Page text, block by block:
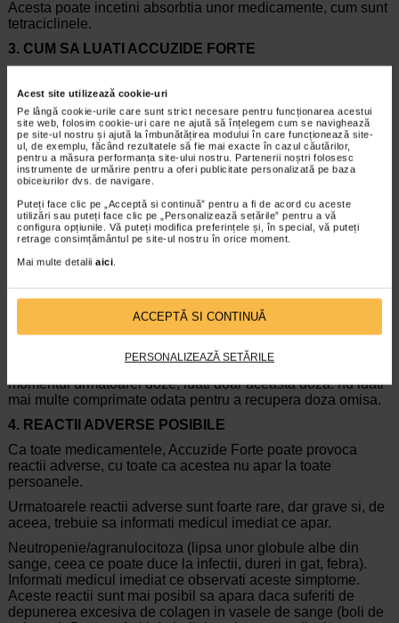
Acest site utilizează cookie-uri
Pe lângă cookie-urile care sunt strict necesare pentru funcționarea acestui
site web, folosim cookie-uri care ne ajută să înțelegem cum se navighează
pe site-ul nostru și ajută la îmbunătățirea modului în care funcționează site-
ul, de exemplu, făcând rezultatele să fie mai exacte în cazul căutărilor,
pentru a măsura performanța site-ului nostru. Partenerii noștri folosesc
instrumente de urmărire pentru a oferi publicitate personalizată pe baza
obiceiurilor dvs. de navigare.
Puteți face clic pe „Acceptă si continuă” pentru a fi de acord cu aceste
utilizări sau puteți face clic pe „Personalizează setările” pentru a vă
configura opțiunile. Vă puteți modifica preferințele și, în special, vă puteți
retrage consimțământul pe site-ul nostru în orice moment.
Mai multe detalii aici.
ACCEPTĂ SI CONTINUĂ
PERSONALIZEAZĂ SETĂRILE
Acesta poate incetini absorbtia unor medicamente, cum sunt
tetraciclinele.
3. CUM SA LUATI ACCUZIDE FORTE
dumneavoastra. Trebuie sa discutati cu medicul
dumneavoastra sau cu farmacistul daca nu sunteti sigur.
Doza obisnuita este de un comprimat filmat pe zi. Daca este
necesar, medicul poate decide cresterea dozei, prin
inlocuirea comprimatelor filmate Accuzide Forte cu Accuzide
Forte Plus. Daca aveti impresia ca efectul Accuzide Forte
este prea puternic sau prea slab, spuneti medicului
dumneavoastra sau farmacistului.
Comprimatele se inghit cu o cantitate suficienta de apa.
Daca luati prea multe comprimate anuntati medicul sau
adresati-va imediat celui mai apropiat spital.
Luati urmatorul comprimat imediat ce va amintiti; daca este
momentul urmatoarei doze, luati doar aceasta doza: nu luati
mai multe comprimate odata pentru a recupera doza omisa.
4. REACTII ADVERSE POSIBILE
Ca toate medicamentele, Accuzide Forte poate provoca
reactii adverse, cu toate ca acestea nu apar la toate
persoanele.
Urmatoarele reactii adverse sunt foarte rare, dar grave si, de
aceea, trebuie sa informati medicul imediat ce apar.
Neutropenie/agranulocitoza (lipsa unor globule albe din
sange, ceea ce poate duce la infectii, dureri in gat, febra).
Informati medicul imediat ce observati aceste simptome.
Aceste reactii sunt mai posibil sa apara daca suferiti de
depunerea excesiva de colagen in vasele de sange (boli de